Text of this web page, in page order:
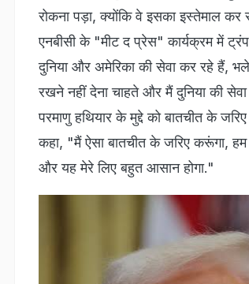
रोकना पड़ा, क्योंकि वे इसका इस्तेमाल
एनबीसी के "मीट द प्रेस" कार्यक्रम में
दुनिया और अमेरिका की सेवा कर रहे हैं,
रखने नहीं देना चाहते और मैं दुनिया की
परमाणु हथियार के मुद्दे को बातचीत के
कहा, "मैं ऐसा बातचीत के जरिए करूंगा,
और यह मेरे लिए बहुत आसान होगा."